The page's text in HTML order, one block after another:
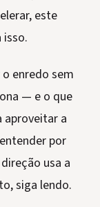
este
enredo sem
— e o que
aproveitar a
por
usa a
siga lendo.